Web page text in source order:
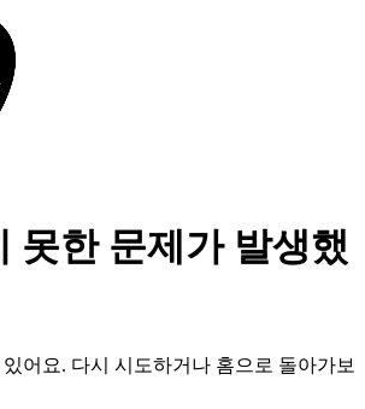
못한 문제가 발생했
어요. 다시 시도하거나 홈으로 돌아가보